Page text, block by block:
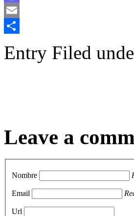
Mastodon
Email
Entry Filed
Leave a
Nombre
Email
Url